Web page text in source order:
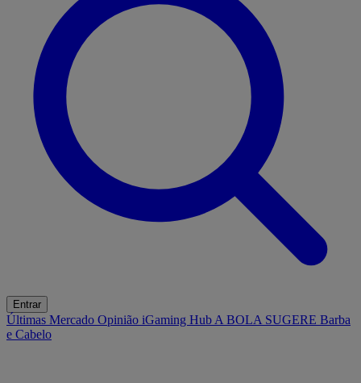
Entrar
Últimas Mercado Opinião iGaming Hub A BOLA SUGERE Barba
e Cabelo